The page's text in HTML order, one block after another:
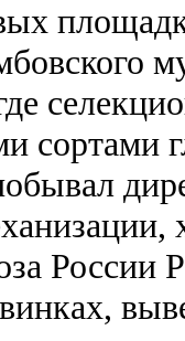
сортами
России